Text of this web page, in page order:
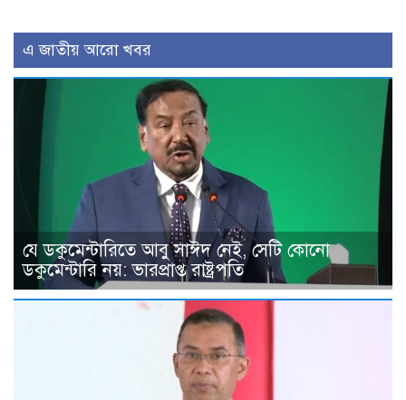
এ জাতীয় আরো খবর
যে ডকুমেন্টারিতে আবু সাঈদ নেই, সেটি কোনো
ডকুমেন্টারি নয়: ভারপ্রাপ্ত রাষ্ট্রপতি